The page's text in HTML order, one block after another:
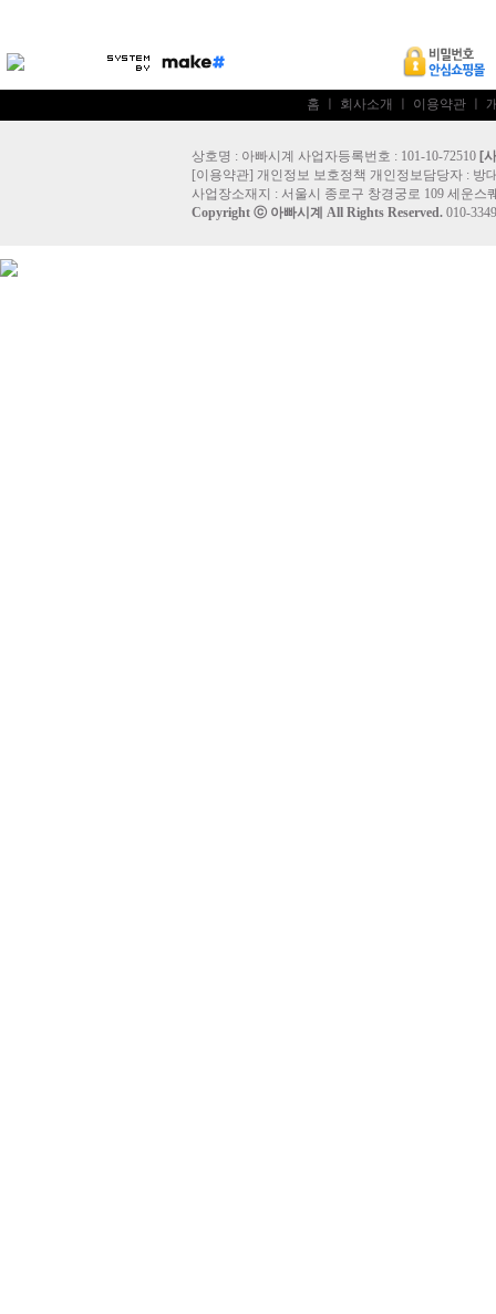
홈 회사소개 이용약관
상호명 : 아빠시계 사업자등록번호 : 101-10-72510 [
[이용약관] 개인정보 보호정책 개인정보담당자 : 방
사업장소재지 : 서울시 종로구 창경궁로 109 세운스
Copyright ⓒ 아빠시계 All Rights Reserved. 010-